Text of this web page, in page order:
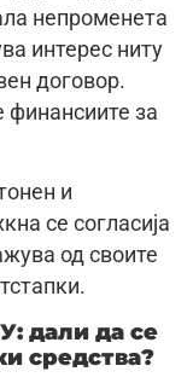
непроменета
интерес ниту
договор.
финансиите за
и
се согласија
од своите
дали да се
средства?